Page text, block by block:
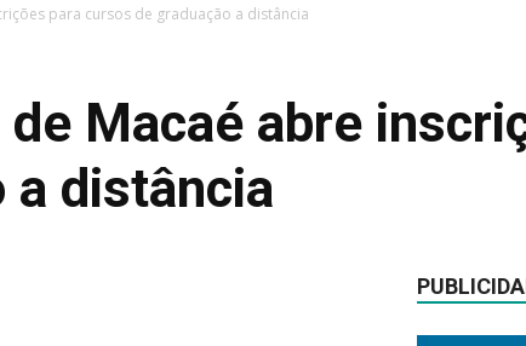
para cursos de graduação a distância
Macaé abre
a distância